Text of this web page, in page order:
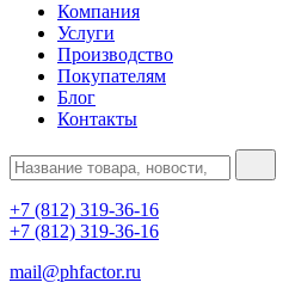
Компания
Услуги
Производство
Покупателям
Блог
Контакты
+7 (812) 319-36-16
+7 (812) 319-36-16
mail@phfactor.ru